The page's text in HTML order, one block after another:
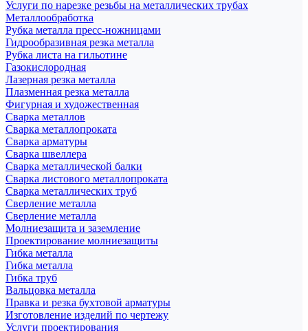
Услуги по нарезке резьбы на металлических трубах
Металлообработка
Рубка металла пресс-ножницами
Гидрообразивная резка металла
Рубка листа на гильотине
Газокислородная
Лазерная резка металла
Плазменная резка металла
Фигурная и художественная
Сварка металлов
Сварка металлопроката
Сварка арматуры
Сварка швеллера
Сварка металлической балки
Сварка листового металлопроката
Сварка металлических труб
Сверление металла
Сверление металла
Молниезащита и заземление
Проектирование молниезащиты
Гибка металла
Гибка металла
Гибка труб
Вальцовка металла
Правка и резка бухтовой арматуры
Изготовление изделий по чертежу
Услуги проектирования